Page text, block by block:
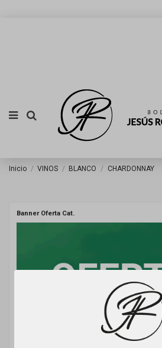
Inicio VINOS BLANCO CHARDONNAY
Banner Oferta Cat.